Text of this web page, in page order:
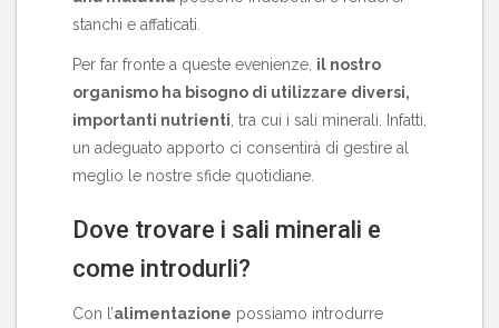
stanchi e affaticati.
Per far fronte a queste evenienze, il nostro
organismo ha bisogno di utilizzare diversi,
importanti nutrienti , tra cui i sali minerali. Infatti,
un adeguato apporto ci consentirà di gestire al
meglio le nostre sfide quotidiane.
Dove trovare i sali minerali e
come introdurli?
Con l’alimentazione possiamo introdurre